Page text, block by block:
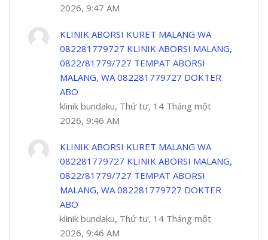
2026, 9:47 AM
KLINIK ABORSI KURET MALANG WA
082281779727 KLINIK ABORSI MALANG,
0822/81779/727 TEMPAT ABORSI
MALANG, WA 082281779727 DOKTER
ABO
klinik bundaku, Thứ tư, 14 Tháng một
2026, 9:46 AM
KLINIK ABORSI KURET MALANG WA
082281779727 KLINIK ABORSI MALANG,
0822/81779/727 TEMPAT ABORSI
MALANG, WA 082281779727 DOKTER
ABO
klinik bundaku, Thứ tư, 14 Tháng một
2026, 9:46 AM